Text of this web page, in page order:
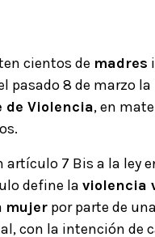
cientos de madres
pasado 8 de marzo la
de Violencia, en
artículo 7 Bis a la ley
define la violencia
mujer por parte de
con la intención de